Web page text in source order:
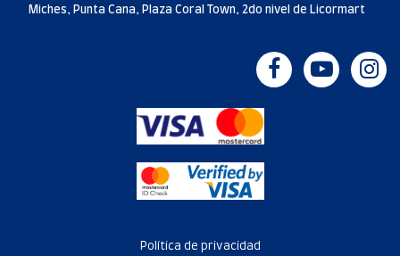
Miches, Punta Cana, Plaza Coral Town, 2do nivel de Licormart
Política de privacidad